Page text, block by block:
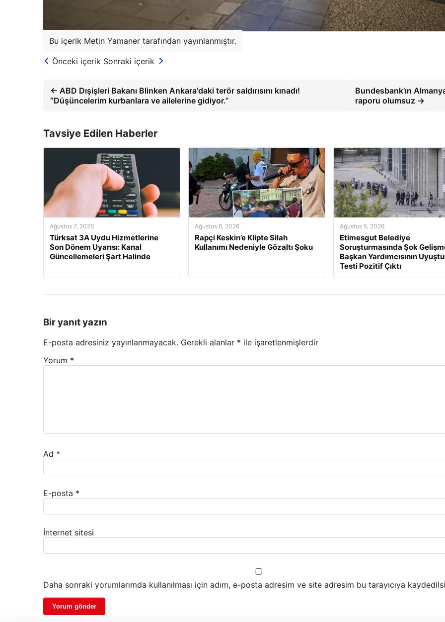
Bu içerik Metin Yamaner tarafından yayınlanmıştır.
Önceki içerik Sonraki içerik
← ABD Dışişleri Bakanı Blinken Ankara'daki terör saldırısını kınadı!
“Düşüncelerim kurbanlara ve ailelerine gidiyor.”
Bundesbank'ın
raporu olumsuz →
Tavsiye Edilen Haberler
Ağustos 7, 2026
Türksat 3A Uydu Hizmetlerine
Son Dönem Uyarısı: Kanal
Güncellemeleri Şart Halinde
Ağustos 6, 2026
Rapçi Keskin’e Klipte Silah
Kullanımı Nedeniyle Gözaltı Şoku
Ağustos 5, 2026
Etimesgut Belediye
Soruşturmasında Şok
Başkan Yardımcısının
Testi Pozitif Çıktı
Bir yanıt yazın
E-posta adresiniz yayınlanmayacak. Gerekli alanlar * ile işaretlenmişlerdir
Yorum *
Ad *
E-posta *
İnternet sitesi
Daha sonraki yorumlarımda kullanılması için adım, e-posta adresim ve site adresim bu tarayıcıya